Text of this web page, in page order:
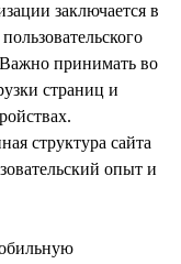
заключается в
принимать во
страниц и
структура сайта
опыт и